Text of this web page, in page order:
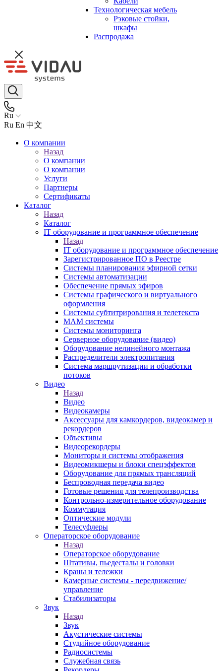
Технологическая мебель
Рэковые стойки,
шкафы
Распродажа
Ru
Ru En 中文
О компании
Назад
О компании
О компании
Услуги
Партнеры
Сертификаты
Каталог
Назад
Каталог
IT оборудование и программное обеспечение
Назад
IT оборудование и программное обеспечение
Зарегистрированное ПО в Реестре
Системы планирования эфирной сетки
Системы автоматизации
Обеспечение прямых эфиров
Системы графического и виртуального
оформления
Системы субтитрирования и телетекста
MAM системы
Системы мониторинга
Серверное оборудование (видео)
Оборудование нелинейного монтажа
Распределители электропитания
Система маршрутизации и обработки
потоков
Видео
Назад
Видео
Видеокамеры
Аксессуары для камкордеров, видеокамер и
рекордеров
Объективы
Видеорекордеры
Мониторы и системы отображения
Видеомикшеры и блоки спецэффектов
Оборудование для прямых трансляций
Беспроводная передача видео
Готовые решения для телепроизводства
Контрольно-измерительное оборудование
Коммутация
Оптические модули
Телесуфлеры
Операторское оборудование
Назад
Операторское оборудование
Штативы, пьедесталы и головки
Краны и тележки
Камерные системы - передвижение/
управление
Стабилизаторы
Звук
Назад
Звук
Акустические системы
Студийное оборудование
Радиосистемы
Служебная связь